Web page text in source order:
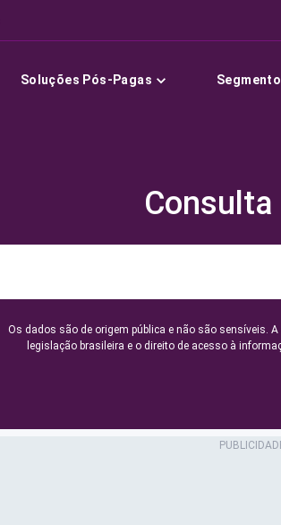
Soluções Pós-Pagas
Consulta
Os dados são de origem pública e não são sensíveis.
legislação brasileira e o direito de acesso à